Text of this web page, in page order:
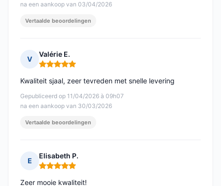
na een aankoop van 03/04/2026
Vertaalde beoordelingen
V
Valérie E.
Opmerking: 5 van 5
Gepubliceerd op 11/04/2026 à 09h07
na een aankoop van 30/03/2026
Kwaliteit sjaal, zeer tevreden met snelle levering
Vertaalde beoordelingen
E
Elisabeth P.
Opmerking: 5 van 5
Zeer mooie kwaliteit!